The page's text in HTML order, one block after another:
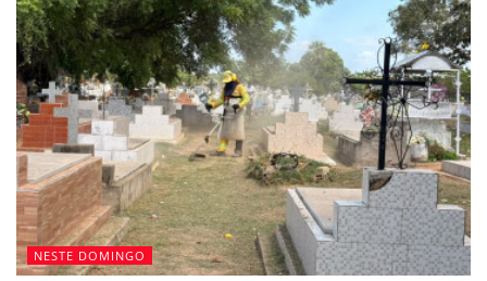
NESTE DOMINGO